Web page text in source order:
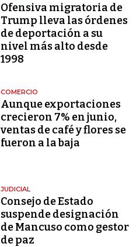
Ofensiva migratoria de
Trump lleva las órdenes
de deportación a su
nivel más alto desde
1998
COMERCIO
Aunque exportaciones
crecieron 7% en junio,
ventas de café y flores se
fueron a la baja
JUDICIAL
Consejo de Estado
suspende designación
de Mancuso como gestor
de paz